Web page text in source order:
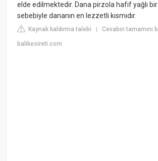
elde edilmektedir. Dana pirzola hafif yağlı bir
sebebiyle dananın en lezzetli kısmıdır.
Kaynak kaldırma talebi |Cevabın tamamını
balikesireti.com